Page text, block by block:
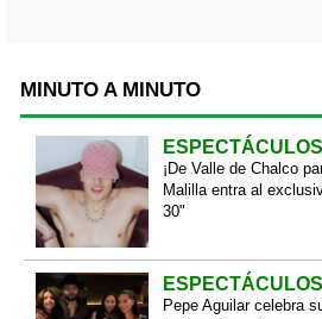
MINUTO A MINUTO
ESPECTÁCULOS
¡De Valle de Chalco
Malilla entra al
30"
ESPECTÁCULOS
Pepe Aguilar celebra